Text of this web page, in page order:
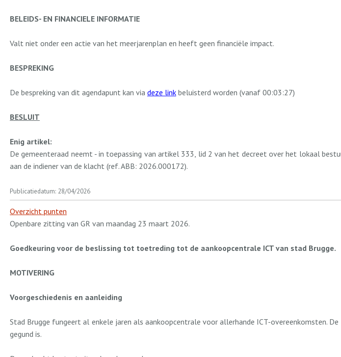
BELEIDS- EN FINANCIELE INFORMATIE
Valt niet onder een actie van het meerjarenplan en heeft geen financiële impact.
BESPREKING
De bespreking van dit agendapunt kan via deze link beluisterd worden (vanaf 00:03:27)
BESLUIT
Enig artikel:
De gemeenteraad neemt - in toepassing van artikel 333, lid 2 van het decreet over het lokaal
aan de indiener van de klacht (ref. ABB: 2026.000172).
Publicatiedatum: 28/04/2026
Overzicht punten
Openbare zitting van GR van maandag 23 maart 2026.
Goedkeuring voor de beslissing tot toetreding tot de aankoopcentrale ICT van stad Brugge.
MOTIVERING
Voorgeschiedenis en aanleiding
Stad Brugge fungeert al enkele jaren als aankoopcentrale voor allerhande ICT-overeenkomsten.
gegund is.